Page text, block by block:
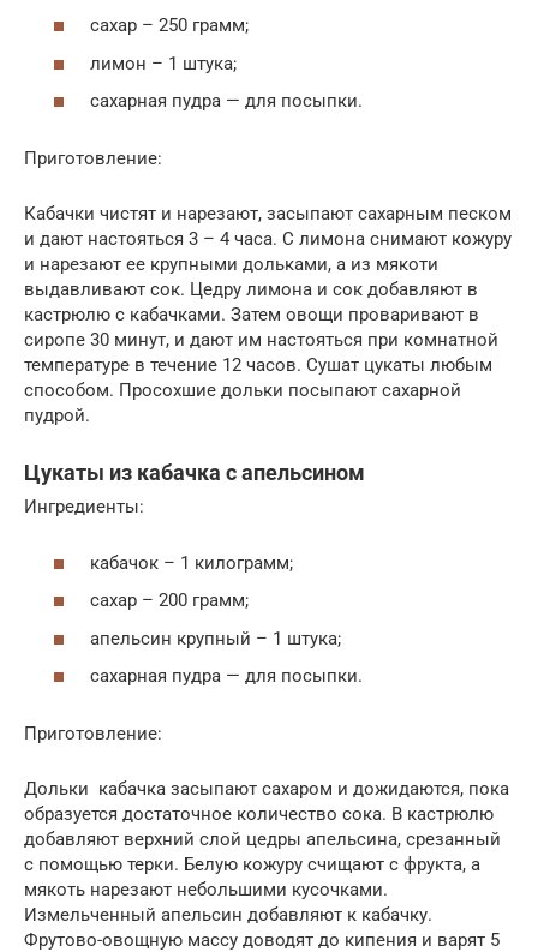
сахар – 250 грамм;
лимон – 1 штука;
сахарная пудра — для посыпки.
Приготовление:
Кабачки чистят и нарезают, засыпают сахарным песком
и дают настояться 3 – 4 часа. С лимона снимают кожуру
и нарезают ее крупными дольками, а из мякоти
выдавливают сок. Цедру лимона и сок добавляют в
кастрюлю с кабачками. Затем овощи проваривают в
сиропе 30 минут, и дают им настояться при комнатной
температуре в течение 12 часов. Сушат цукаты любым
способом. Просохшие дольки посыпают сахарной
пудрой.
Цукаты из кабачка с апельсином
Ингредиенты:
кабачок – 1 килограмм;
сахар – 200 грамм;
апельсин крупный – 1 штука;
сахарная пудра — для посыпки.
Приготовление:
Дольки кабачка засыпают сахаром и дожидаются, пока
образуется достаточное количество сока. В кастрюлю
добавляют верхний слой цедры апельсина, срезанный
с помощью терки. Белую кожуру счищают с фрукта, а
мякоть нарезают небольшими кусочками.
Измельченный апельсин добавляют к кабачку.
Фрутово-овощную массу доводят до кипения и варят 5